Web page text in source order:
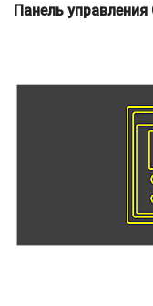
Панель управления